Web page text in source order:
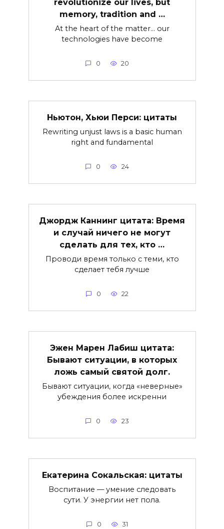
memory, tradition and …
At the heart of the matter… our
technologies have become
0 20
Ньютон, Хьюи Перси: цитаты
Rewriting unjust laws is a basic human
right and fundamental
0 24
Джордж Каннинг цитата: Время
и случай ничего не могут
сделать для тех, кто …
Проводи время только с теми, кто
сделает тебя лучше
0 22
Эжен Марен Лабиш цитата:
Бывают ситуации, в которых
ложь самый святой долг.
Бывают ситуации, когда «неверные»
убеждения более искренни
0 23
Екатерина Сокальская: цитаты
Воспитание — умение следовать
сути. У энергии нет пола.
0 31